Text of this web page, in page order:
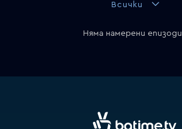
VOYO
Всички
Няма намерени епизоди